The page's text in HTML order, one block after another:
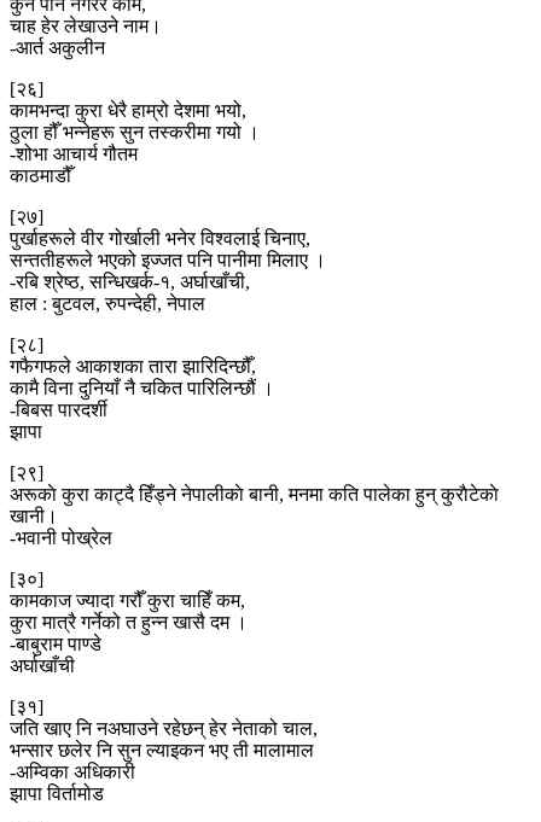
चाह हेर लेखाउने नाम।
-आर्त अकुलीन
[२६]
कामभन्दा कुरा धेरै हाम्रो देशमा भयो,
ठुला हौँ भन्नेहरू सुन तस्करीमा गयो ।
-शोभा आचार्य गौतम
काठमाडौँ
[२७]
पुर्खाहरूले वीर गोर्खाली भनेर विश्वलाई चिनाए,
सन्ततीहरूले भएको इज्जत पनि पानीमा मिलाए ।
-रबि श्रेष्ठ, सन्धिखर्क-१, अर्घाखाँची,
हाल : बुटवल, रुपन्देही, नेपाल
[२८]
गफैगफले आकाशका तारा झारिदिन्छौँ,
कामै विना दुनियाँ नै चकित पारिलिन्छौं ।
-बिबस पारदर्शी
झापा
[२९]
अरूकाे कुरा काट्दै हिँड्ने नेपालीकाे बानी, मनमा कति पालेका हुन् कुराैटेकाे
खानी।
-भवानी पोख्रेल
[३०]
कामकाज ज्यादा गरौँ कुरा चाहिँ कम,
कुरा मात्रै गर्नेको त हुन्न खासै दम ।
-बाबुराम पाण्डे
अर्घाखाँची
[३१]
जति खाए नि नअघाउने रहेछन् हेर नेताको चाल,
भन्सार छलेर नि सुन ल्याइकन भए ती मालामाल
-अम्विका अधिकारी
झापा विर्तामोड